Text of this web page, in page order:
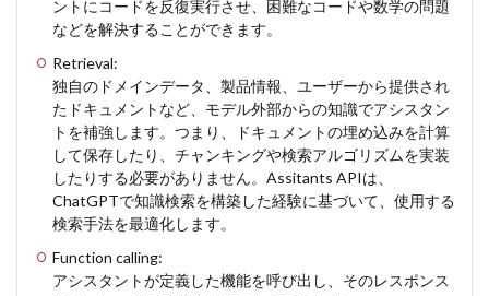
ントにコードを反復実行させ、困難なコードや数学の問題
などを解決することができます。
Retrieval:
独自のドメインデータ、製品情報、ユーザーから提供され
たドキュメントなど、モデル外部からの知識でアシスタン
トを補強します。つまり、ドキュメントの埋め込みを計算
して保存したり、チャンキングや検索アルゴリズムを実装
したりする必要がありません。Assitants APIは、
ChatGPTで知識検索を構築した経験に基づいて、使用する
検索手法を最適化します。
Function calling:
アシスタントが定義した機能を呼び出し、そのレスポンス